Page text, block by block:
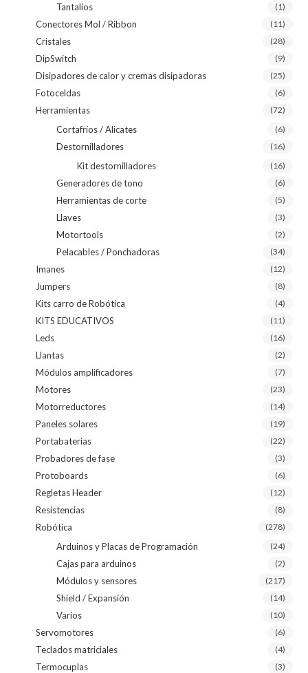
Tantalios (1)
Conectores Mol / Ribbon (11)
Cristales (28)
DipSwitch (9)
Disipadores de calor y cremas disipadoras (25)
Fotoceldas (6)
Herramientas (72)
Cortafríos / Alicates (6)
Destornilladores (16)
Kit destornilladores (16)
Generadores de tono (6)
Herramientas de corte (5)
Llaves (3)
Motortools (2)
Pelacables / Ponchadoras (34)
Imanes (12)
Jumpers (8)
Kits carro de Robótica (4)
KITS EDUCATIVOS (11)
Leds (16)
Llantas (2)
Módulos amplificadores (7)
Motores (23)
Motorreductores (14)
Paneles solares (19)
Portabaterias (22)
Probadores de fase (3)
Protoboards (6)
Regletas Header (12)
Resistencias (8)
Robótica (278)
Arduinos y Placas de Programación (24)
Cajas para arduinos (2)
Módulos y sensores (217)
Shield / Expansión (14)
Varios (10)
Servomotores (6)
Teclados matriciales (4)
Termocuplas (3)